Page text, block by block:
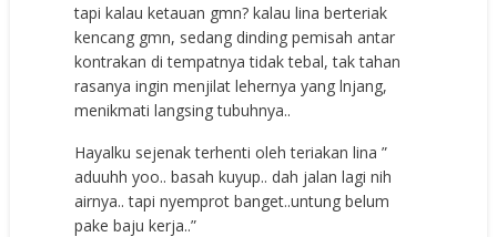
tapi kalau ketauan gmn? kalau lina berteriak
kencang gmn, sedang dinding pemisah antar
kontrakan di tempatnya tidak tebal, tak tahan
rasanya ingin menjilat lehernya yang lnjang,
menikmati langsing tubuhnya..
Hayalku sejenak terhenti oleh teriakan lina ”
aduuhh yoo.. basah kuyup.. dah jalan lagi nih
airnya.. tapi nyemprot banget..untung belum
pake baju kerja..”